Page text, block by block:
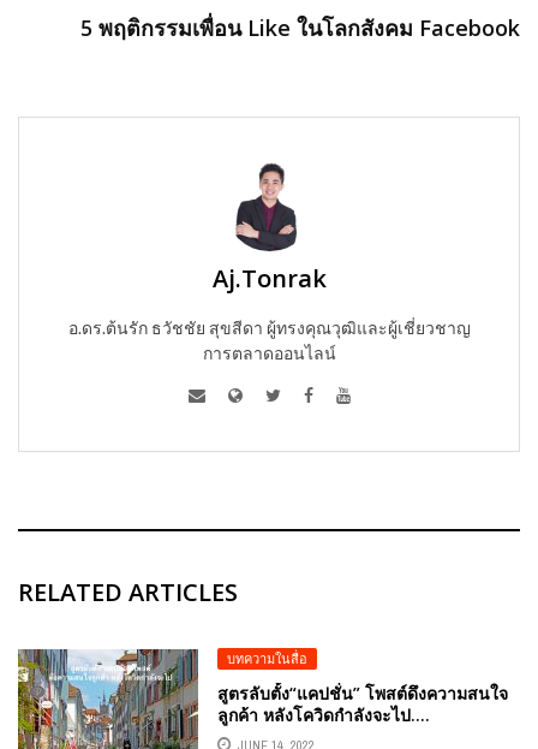
5 พฤติกรรมเพื่อน Like ในโลกสังคม Facebook
Aj.Tonrak
อ.ดร.ต้นรัก ธวัชชัย สุขสีดา ผู้ทรงคุณวุฒิและผู้เชี่ยวชาญ
การตลาดออนไลน์
RELATED ARTICLES
บทความในสื่อ
สูตรลับตั้ง“แคปชั่น” โพสต์ดึงความสนใจ
ลูกค้า หลังโควิดกำลังจะไป….